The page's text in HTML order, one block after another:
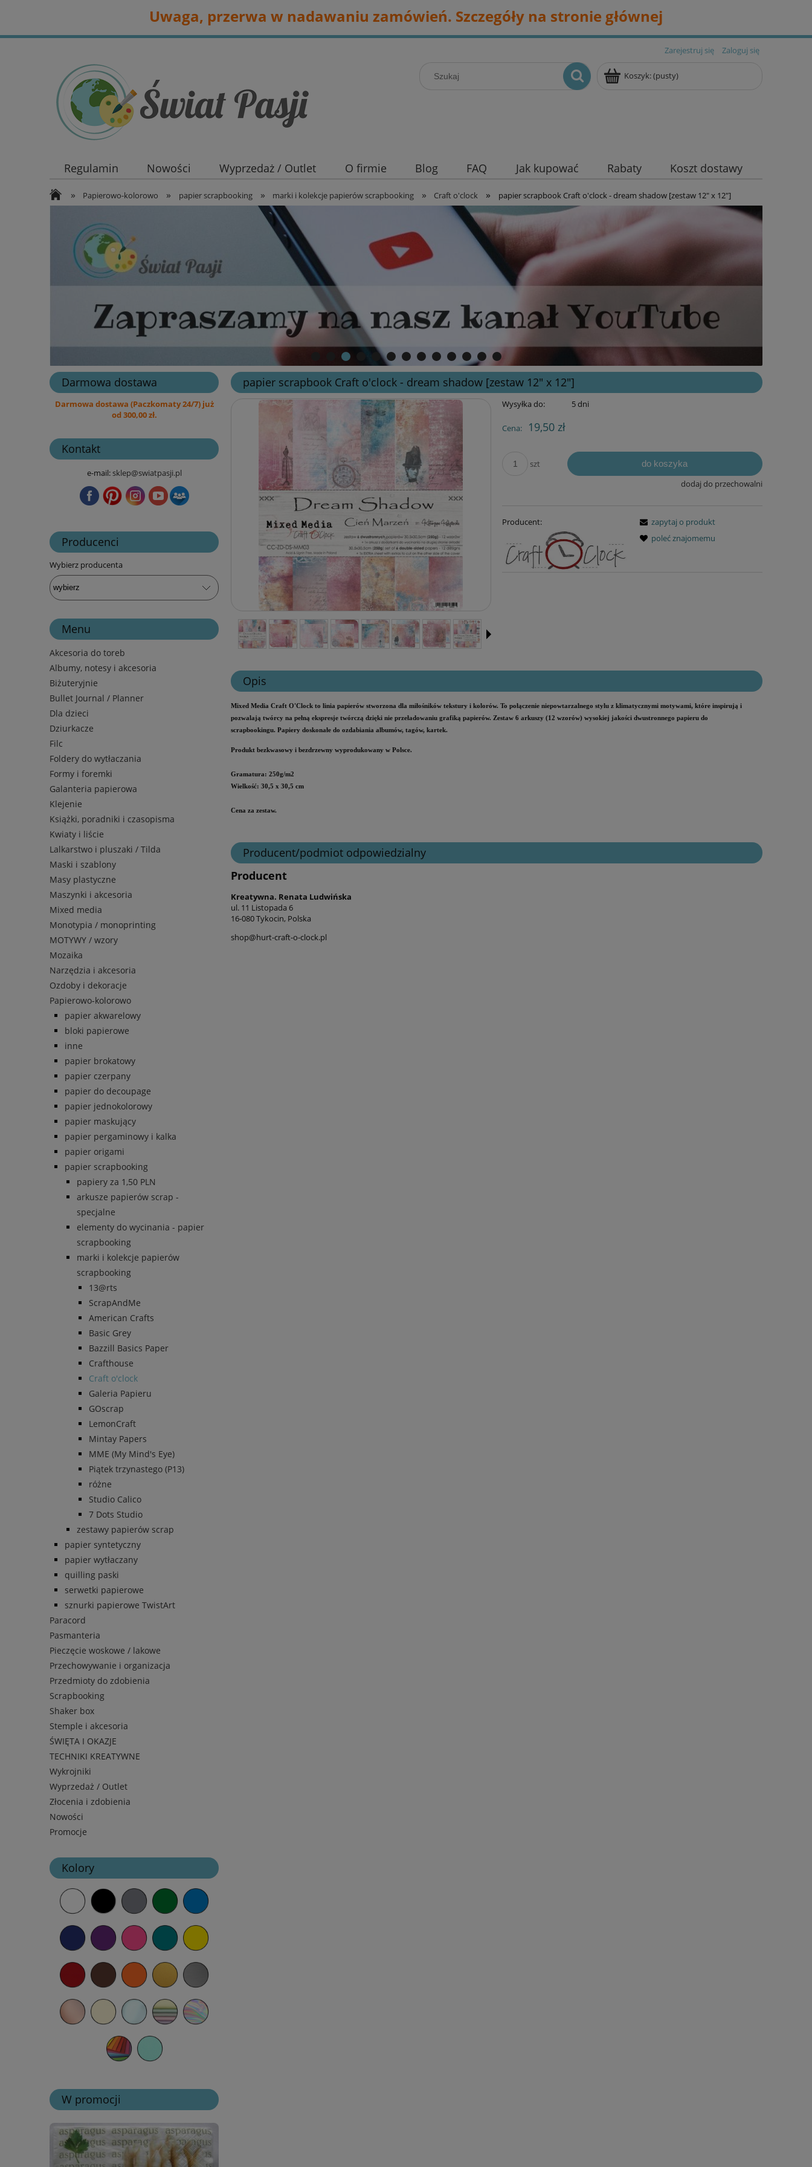
Uwaga, przerwa w nadawaniu zamówień. Szczegóły na stronie głównej
Zarejestruj się Zaloguj się
Koszyk:(pusty)
Regulamin Nowości Wyprzedaż / Outlet O firmie Blog FAQ Jak kupować Rabaty Koszt dostawy
» Papierowo-kolorowo » papier scrapbooking » marki i kolekcje papierów scrapbooking » Craft o'clock » papier scrapbook Craft o'clock - dream shadow [zestaw 12" x 12"]
Darmowa dostawa
Darmowa dostawa (Paczkomaty 24/7) już
od 300,00 zł.
Kontakt
e-mail:sklep@swiatpasji.pl
Producenci
Wybierz producenta
Menu
Akcesoria do toreb
Albumy, notesy i akcesoria
Biżuteryjnie
Bullet Journal / Planner
Dla dzieci
Dziurkacze
Filc
Foldery do wytłaczania
Formy i foremki
Galanteria papierowa
Klejenie
Książki, poradniki i czasopisma
Kwiaty i liście
Lalkarstwo i pluszaki / Tilda
Maski i szablony
Masy plastyczne
Maszynki i akcesoria
Mixed media
Monotypia / monoprinting
MOTYWY / wzory
Mozaika
Narzędzia i akcesoria
Ozdoby i dekoracje
Papierowo-kolorowo
papier akwarelowy
bloki papierowe
inne
papier brokatowy
papier czerpany
papier do decoupage
papier jednokolorowy
papier maskujący
papier pergaminowy i kalka
papier origami
papier scrapbooking
papiery za 1,50 PLN
arkusze papierów scrap -
specjalne
elementy do wycinania - papier
scrapbooking
marki i kolekcje papierów
scrapbooking
13@rts
ScrapAndMe
American Crafts
Basic Grey
Bazzill Basics Paper
Crafthouse
Craft o'clock
Galeria Papieru
GOscrap
LemonCraft
Mintay Papers
MME (My Mind's Eye)
Piątek trzynastego (P13)
różne
Studio Calico
7 Dots Studio
zestawy papierów scrap
papier syntetyczny
papier wytłaczany
quilling paski
serwetki papierowe
sznurki papierowe TwistArt
Paracord
Pasmanteria
Pieczęcie woskowe / lakowe
Przechowywanie i organizacja
Przedmioty do zdobienia
Scrapbooking
Shaker box
Stemple i akcesoria
ŚWIĘTA I OKAZJE
TECHNIKI KREATYWNE
Wykrojniki
Wyprzedaż / Outlet
Złocenia i zdobienia
Nowości
Promocje
Kolory
W promocji
papier scrapbook Craft o'clock - dream shadow [zestaw 12" x 12"]
Wysyłka do: 5 dni
Cena: 19,50 zł
szt do koszyka
dodaj do przechowalni
Producent:
zapytaj o produkt
poleć znajomemu
Opis
Mixed Media Craft O'Clock to linia papierów stworzona dla miłośników tekstury i kolorów. To połączenie niepowtarzalnego stylu z klimatycznymi motywami, które inspirują i
pozwalają twórcy na pełną ekspresje twórczą dzięki nie przeładowaniu grafiką papierów. Zestaw 6 arkuszy (12 wzorów) wysokiej jakości dwustronnego papieru do
scrapbookingu. Papiery doskonałe do ozdabiania albumów, tagów, kartek.
Produkt bezkwasowy i bezdrzewny wyprodukowany w Polsce.
Gramatura: 250g/m2
Wielkość: 30,5 x 30,5 cm
Cena za zestaw.
Producent/podmiot odpowiedzialny
Producent
Kreatywna. Renata Ludwińska
ul. 11 Listopada 6
16-080 Tykocin, Polska
shop@hurt-craft-o-clock.pl